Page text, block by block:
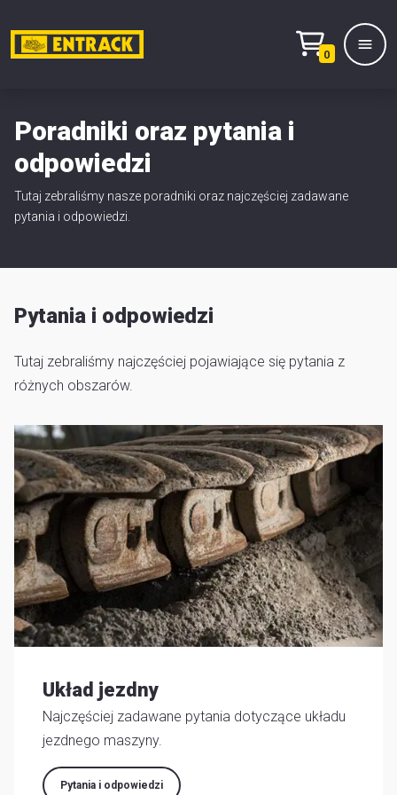
0
i
O
klienta
Do
Poradniki oraz pytania i
odpowiedzi
Tutaj zebraliśmy nasze poradniki oraz najczęściej zadawane
pytania i odpowiedzi.
Pytania i odpowiedzi
Tutaj zebraliśmy najczęściej pojawiające się pytania z
różnych obszarów.
Układ jezdny
Najczęściej zadawane pytania dotyczące układu
jezdnego maszyny.
Pytania i odpowiedzi